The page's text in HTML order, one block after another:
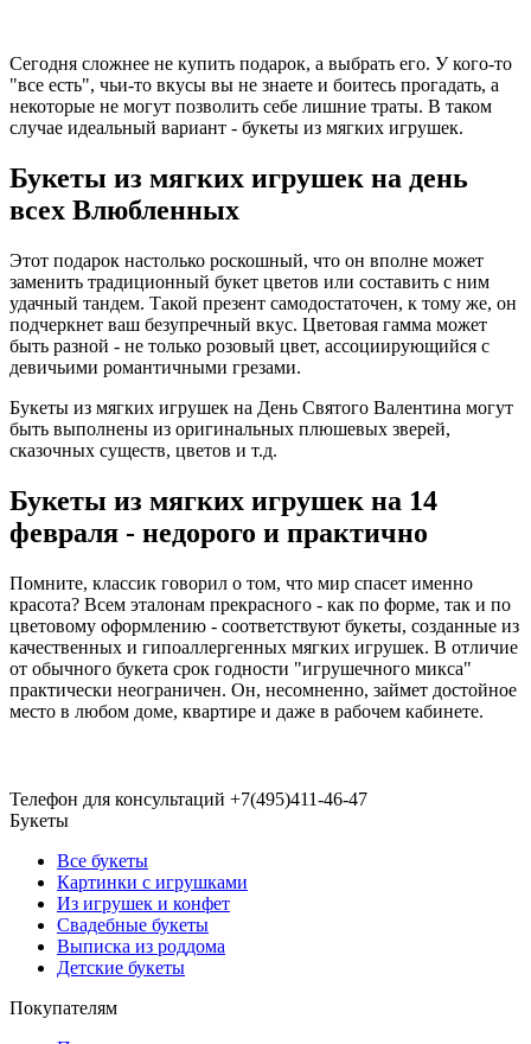
Сегодня сложнее не купить подарок, а выбрать его. У кого-то
"все есть", чьи-то вкусы вы не знаете и боитесь прогадать, а
некоторые не могут позволить себе лишние траты. В таком
случае идеальный вариант - букеты из мягких игрушек.
Букеты из мягких игрушек на день
всех Влюбленных
Этот подарок настолько роскошный, что он вполне может
заменить традиционный букет цветов или составить с ним
удачный тандем. Такой презент самодостаточен, к тому же, он
подчеркнет ваш безупречный вкус. Цветовая гамма может
быть разной - не только розовый цвет, ассоциирующийся с
девичьими романтичными грезами.
Букеты из мягких игрушек на День Святого Валентина могут
быть выполнены из оригинальных плюшевых зверей,
сказочных существ, цветов и т.д.
Букеты из мягких игрушек на 14
февраля - недорого и практично
Помните, классик говорил о том, что мир спасет именно
красота? Всем эталонам прекрасного - как по форме, так и по
цветовому оформлению - соответствуют букеты, созданные из
качественных и гипоаллергенных мягких игрушек. В отличие
от обычного букета срок годности "игрушечного микса"
практически неограничен. Он, несомненно, займет достойное
место в любом доме, квартире и даже в рабочем кабинете.
Телефон для консультаций +7(495)411-46-47
Букеты
Все букеты
Картинки с игрушками
Из игрушек и конфет
Свадебные букеты
Выписка из роддома
Детские букеты
Покупателям